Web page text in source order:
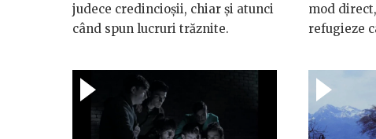
judece credincioșii, chiar și atunci
când spun lucruri trăznite.
mod
refugieze